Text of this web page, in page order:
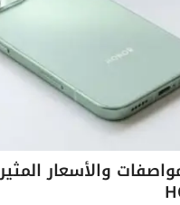
والأسعار